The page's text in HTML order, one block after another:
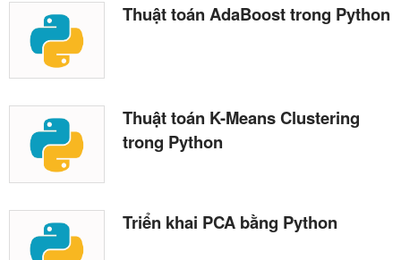
Thuật toán AdaBoost trong Python
Thuật toán K-Means Clustering
trong Python
Triển khai PCA bằng Python